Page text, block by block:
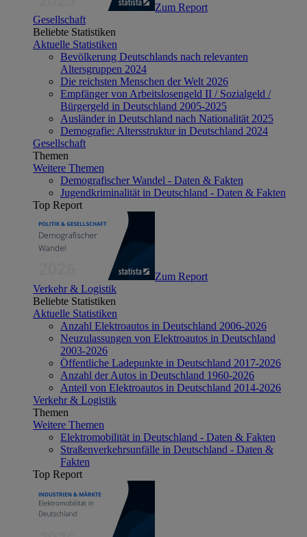
Zum Report
Gesellschaft
Beliebte Statistiken
Aktuelle Statistiken
Bevölkerung Deutschlands nach relevanten
Altersgruppen 2024
Die reichsten Menschen der Welt 2026
Empfänger von Arbeitslosengeld II / Sozialgeld /
Bürgergeld in Deutschland 2005-2025
Ausländer in Deutschland nach Nationalität 2025
Demografie: Altersstruktur in Deutschland 2024
Gesellschaft
Themen
Weitere Themen
Demografischer Wandel - Daten & Fakten
Jugendkriminalität in Deutschland - Daten & Fakten
Top Report
Zum Report
Verkehr & Logistik
Beliebte Statistiken
Aktuelle Statistiken
Anzahl Elektroautos in Deutschland 2006-2026
Neuzulassungen von Elektroautos in Deutschland
2003-2026
Öffentliche Ladepunkte in Deutschland 2017-2026
Anzahl der Autos in Deutschland 1960-2026
Anteil von Elektroautos in Deutschland 2014-2026
Verkehr & Logistik
Themen
Weitere Themen
Elektromobilität in Deutschland - Daten & Fakten
Straßenverkehrsunfälle in Deutschland - Daten &
Fakten
Top Report